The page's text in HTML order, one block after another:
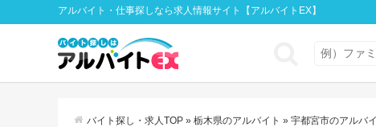
アルバイト・仕事探しなら求人情報サイト【アルバイトEX】
バイト探し・求人TOP » 栃木県のアルバイト » 宇都宮市のアルバ